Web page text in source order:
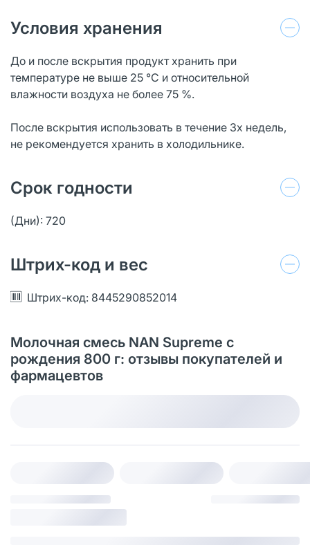
Условия хранения
До и после вскрытия продукт хранить при
температуре не выше 25 °С и относительной
влажности воздуха не более 75 %.
После вскрытия использовать в течение 3х недель,
не рекомендуется хранить в холодильнике.
Срок годности
(Дни): 720
Штрих-код и вес
Штрих-код: 8445290852014
Молочная смесь NAN Supreme с
рождения 800 г: отзывы покупателей и
фармацевтов